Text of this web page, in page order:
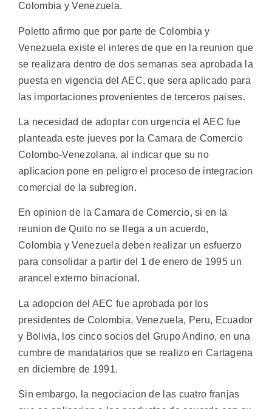
Colombia y Venezuela.
Poletto afirmo que por parte de Colombia y
Venezuela existe el interes de que en la reunion que
se realizara dentro de dos semanas sea aprobada la
puesta en vigencia del AEC, que sera aplicado para
las importaciones provenientes de terceros paises.
La necesidad de adoptar con urgencia el AEC fue
planteada este jueves por la Camara de Comercio
Colombo-Venezolana, al indicar que su no
aplicacion pone en peligro el proceso de integracion
comercial de la subregion.
En opinion de la Camara de Comercio, si en la
reunion de Quito no se llega a un acuerdo,
Colombia y Venezuela deben realizar un esfuerzo
para consolidar a partir del 1 de enero de 1995 un
arancel externo binacional.
La adopcion del AEC fue aprobada por los
presidentes de Colombia, Venezuela, Peru, Ecuador
y Bolivia, los cinco socios del Grupo Andino, en una
cumbre de mandatarios que se realizo en Cartagena
en diciembre de 1991.
Sin embargo, la negociacion de las cuatro franjas